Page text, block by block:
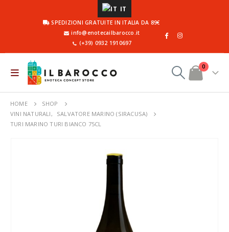
IT
SPEDIZIONI GRATUITE IN ITALIA DA 89€
info@enotecailbarocco.it
(+39) 0932 1910697
0
HOME
SHOP
VINI NATURALI ,
SALVATORE MARINO (SIRACUSA)
TURI MARINO TURI BIANCO 75CL